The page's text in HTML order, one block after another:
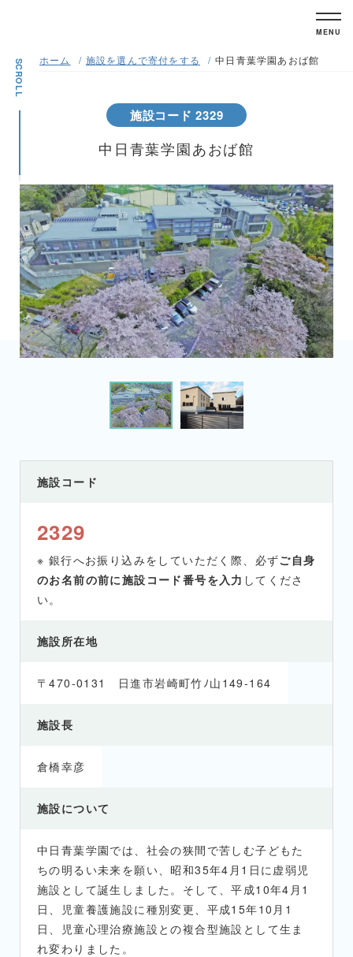
MENU
SCROLL ホーム 施設を選んで寄付をする 中日青葉学園あおば館
施設コード 2329
中日青葉学園あおば館
施設コード
2329
※ 銀行へお振り込みをしていただく際、必ずご自身
のお名前の前に施設コード番号を入力 してくださ
い。
施設所在地
〒470-0131 日進市岩崎町竹ﾉ山149-164
施設長
倉橋幸彦
施設について
中日青葉学園では、社会の狭間で苦しむ子どもた
ちの明るい未来を願い、昭和35年4月1日に虚弱児
施設として誕生しました。そして、平成10年4月1
日、児童養護施設に種別変更、平成15年10月1
日、児童心理治療施設との複合型施設として生ま
れ変わりました。